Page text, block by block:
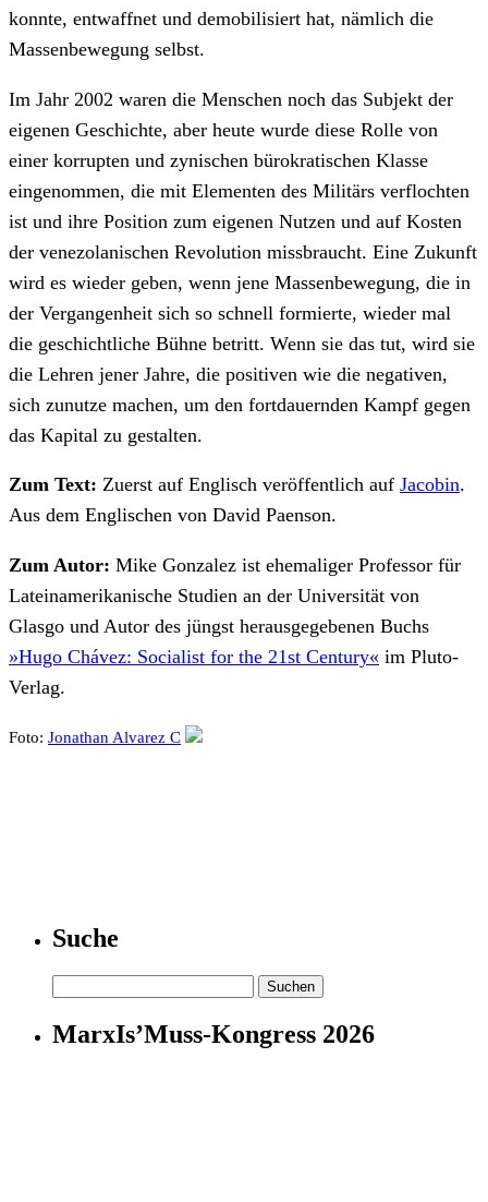
konnte, entwaffnet und demobilisiert hat, nämlich die
Massenbewegung selbst.
Im Jahr 2002 waren die Menschen noch das Subjekt der
eigenen Geschichte, aber heute wurde diese Rolle von
einer korrupten und zynischen bürokratischen Klasse
eingenommen, die mit Elementen des Militärs verflochten
ist und ihre Position zum eigenen Nutzen und auf Kosten
der venezolanischen Revolution missbraucht. Eine Zukunft
wird es wieder geben, wenn jene Massenbewegung, die in
der Vergangenheit sich so schnell formierte, wieder mal
die geschichtliche Bühne betritt. Wenn sie das tut, wird sie
die Lehren jener Jahre, die positiven wie die negativen,
sich zunutze machen, um den fortdauernden Kampf gegen
das Kapital zu gestalten.
Zum Text: Zuerst auf Englisch veröffentlich auf Jacobin.
Aus dem Englischen von David Paenson.
Zum Autor: Mike Gonzalez ist ehemaliger Professor für
Lateinamerikanische Studien an der Universität von
Glasgo und Autor des jüngst herausgegebenen Buchs
»Hugo Chávez: Socialist for the 21st Century« im Pluto-
Verlag.
Foto: Jonathan Alvarez C
Suche
nach:
MarxIs’Muss-Kongress 2026